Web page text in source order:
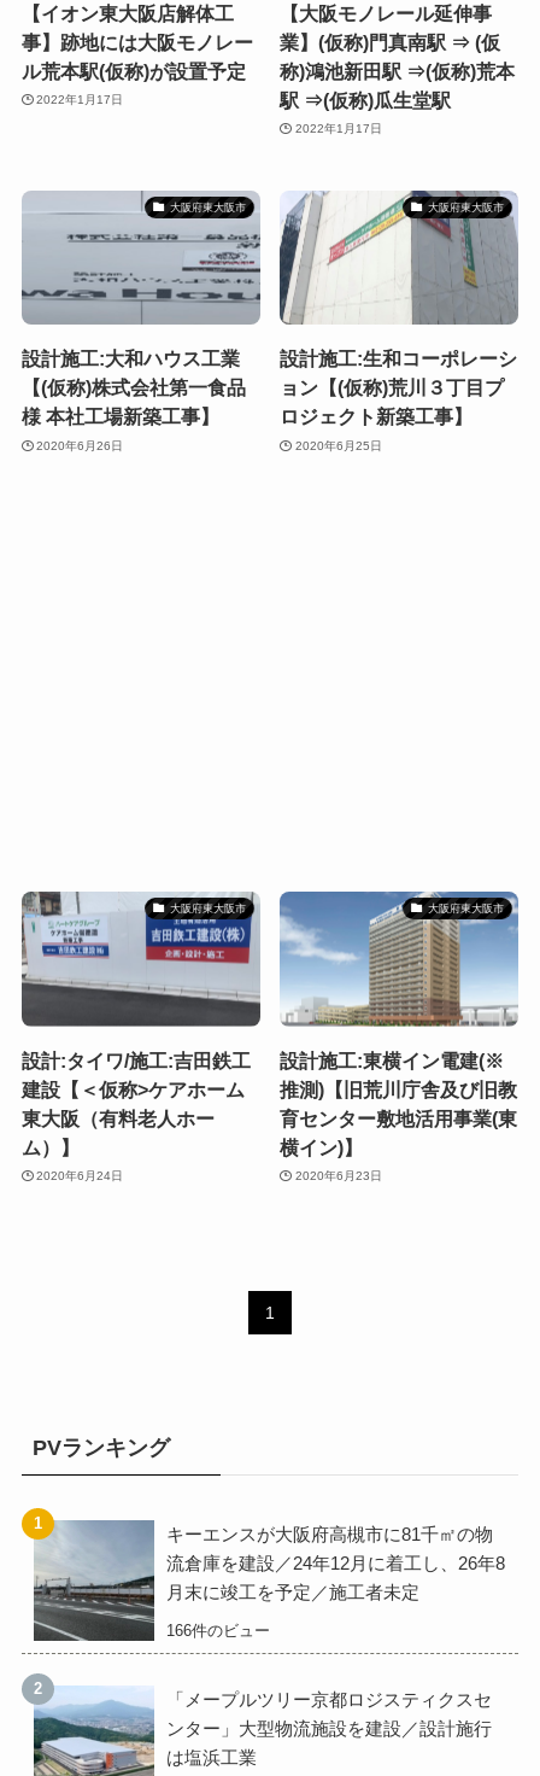
【イオン東大阪店解体工
事】跡地には大阪モノレー
ル荒本駅(仮称)が設置予定
2022年1月17日
【大阪モノレール延伸事
業】(仮称)門真南駅 ⇒ (仮
称)鴻池新田駅 ⇒(仮称)荒本
駅 ⇒(仮称)瓜生堂駅
2022年1月17日
大阪府東大阪市
設計施工:大和ハウス工業
【(仮称)株式会社第一食品
様 本社工場新築工事】
2020年6月26日
大阪府東大阪市
設計施工:生和コーポレーシ
ョン【(仮称)荒川３丁目プ
ロジェクト新築工事】
2020年6月25日
大阪府東大阪市
設計:タイワ/施工:吉田鉄工
建設【＜仮称>ケアホーム
東大阪（有料老人ホー
ム）】
2020年6月24日
大阪府東大阪市
設計施工:東横イン電建(※
推測)【旧荒川庁舎及び旧教
育センター敷地活用事業(東
横イン)】
2020年6月23日
1
PVランキング
キーエンスが大阪府高槻市に81千㎡の物
流倉庫を建設／24年12月に着工し、26年8
月末に竣工を予定／施工者未定
166件のビュー
「メープルツリー京都ロジスティクスセ
ンター」大型物流施設を建設／設計施行
は塩浜工業